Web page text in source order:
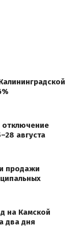
отключение
августа
продажи
на Камской
два дня